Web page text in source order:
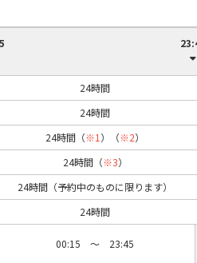
24時間
24時間
24時間（※1 ）（※2）
24時間（※3）
24時間（予約中のものに限ります）
24時間
00:15 ～ 23:45